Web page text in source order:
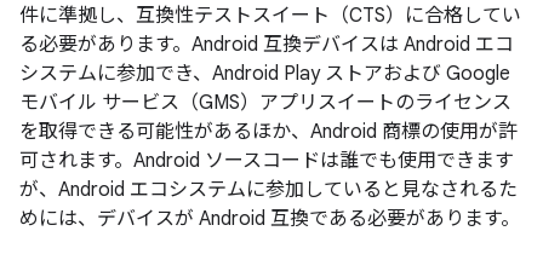
件に準拠し、互換性テストスイート（CTS）に合格してい
る必要があります。Android 互換デバイスは Android エコ
システムに参加でき、Android Play ストアおよび Google
モバイル サービス（GMS）アプリスイートのライセンス
を取得できる可能性があるほか、Android 商標の使用が許
可されます。Android ソースコードは誰でも使用できます
が、Android エコシステムに参加していると見なされるた
めには、デバイスが Android 互換である必要があります。